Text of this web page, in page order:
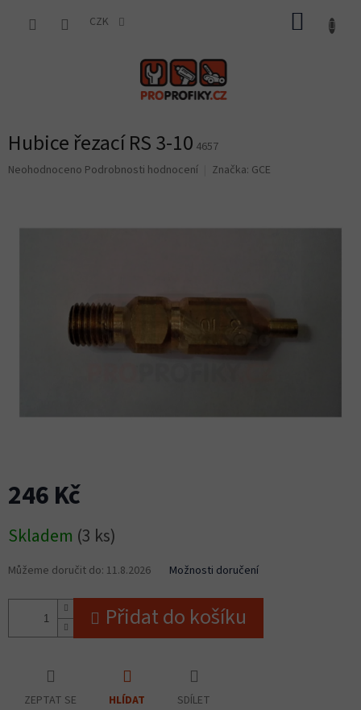
CZK
Hubice řezací RS 3-10 4657
Průměrné
0,0
Neohodnoceno Podrobnosti hodnocení Značka: GCE
246 Kč
cena:
Skladem (3 ks)
Můžeme doručit do: 11.8.2026 Možnosti doručení
Přidat do košíku
ZEPTAT SE HLÍDAT SDÍLET